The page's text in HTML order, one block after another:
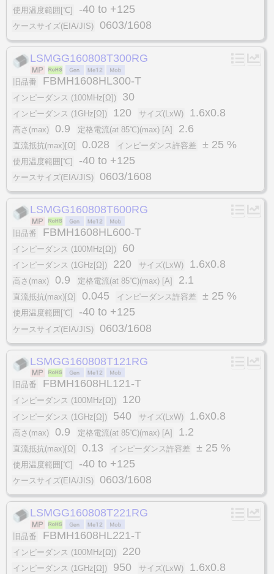
使用温度範囲[℃] -40 to +125
ケースサイズ(EIA/JIS) 0603/1608
LSMGG160808T300RG
旧品番 FBMH1608HL300-T
インピーダンス (100MHz[Ω]) 30
インピーダンス (1GHz[Ω]) 120 サイズ(LxW) 1.6x0.8
高さ(max) 0.9 定格電流(at 85℃)(max) [A] 2.6
直流抵抗(max)[Ω] 0.028 インピーダンス許容差 ± 25 %
使用温度範囲[℃] -40 to +125
ケースサイズ(EIA/JIS) 0603/1608
LSMGG160808T600RG
旧品番 FBMH1608HL600-T
インピーダンス (100MHz[Ω]) 60
インピーダンス (1GHz[Ω]) 220 サイズ(LxW) 1.6x0.8
高さ(max) 0.9 定格電流(at 85℃)(max) [A] 2.1
直流抵抗(max)[Ω] 0.045 インピーダンス許容差 ± 25 %
使用温度範囲[℃] -40 to +125
ケースサイズ(EIA/JIS) 0603/1608
LSMGG160808T121RG
旧品番 FBMH1608HL121-T
インピーダンス (100MHz[Ω]) 120
インピーダンス (1GHz[Ω]) 540 サイズ(LxW) 1.6x0.8
高さ(max) 0.9 定格電流(at 85℃)(max) [A] 1.2
直流抵抗(max)[Ω] 0.13 インピーダンス許容差 ± 25 %
使用温度範囲[℃] -40 to +125
ケースサイズ(EIA/JIS) 0603/1608
LSMGG160808T221RG
旧品番 FBMH1608HL221-T
インピーダンス (100MHz[Ω]) 220
インピーダンス (1GHz[Ω]) 950 サイズ(LxW) 1.6x0.8